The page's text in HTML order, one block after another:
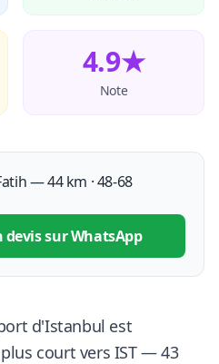
4.9★
Note
— 44 km · 48-68
sur WhatsApp
d'Istanbul est
court vers IST — 43